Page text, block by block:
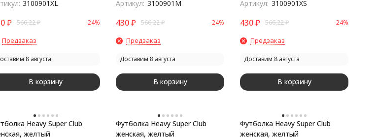
3100901XL
₽ 566,22₽ -24%
Предзаказ
8 августа
В корзину
Артикул: 3100901M
430₽ 566,22₽ -24%
Предзаказ
Доставим 8 августа
В корзину
Артикул: 3100901XS
430₽ 566,22₽ -24%
Предзаказ
Доставим 8 августа
В корзину
Heavy Super Club
желтый
Футболка Heavy Super Club
женская, желтый
Футболка Heavy Super Club
женская, желтый